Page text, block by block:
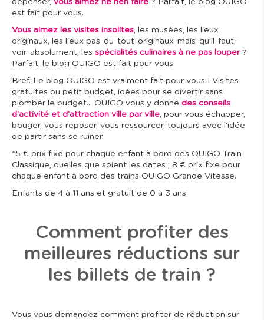
dépenser, vous aimez ne rien faire ? Parfait, le blog OUIGO
est fait pour vous.
Vous aimez les visites insolites, les musées, les lieux
originaux, les lieux pas-du-tout-originaux-mais-qu’il-faut-
voir-absolument, les spécialités culinaires à ne pas louper?
Parfait, le blog OUIGO est fait pour vous.
Bref. Le blog OUIGO est vraiment fait pour vous ! Visites
gratuites ou petit budget, idées pour se divertir sans
plomber le budget... OUIGO vous y donne des conseils
d’activité et d’attraction ville par ville, pour vous échapper,
bouger, vous reposer, vous ressourcer, toujours avec l’idée
de partir sans se ruiner.
*5 € prix fixe pour chaque enfant à bord des OUIGO Train
Classique, quelles que soient les dates ; 8 € prix fixe pour
chaque enfant à bord des trains OUIGO Grande Vitesse.
Enfants de 4 à 11 ans et gratuit de 0 à 3 ans
Comment profiter des
meilleures réductions sur
les billets de train ?
Vous vous demandez comment profiter de réduction sur